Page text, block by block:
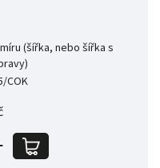
(šířka, nebo šířka s
COK